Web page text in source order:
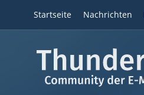
Startseite Nachrichten